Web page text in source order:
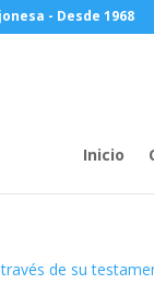
- Desde 1968
Inicio